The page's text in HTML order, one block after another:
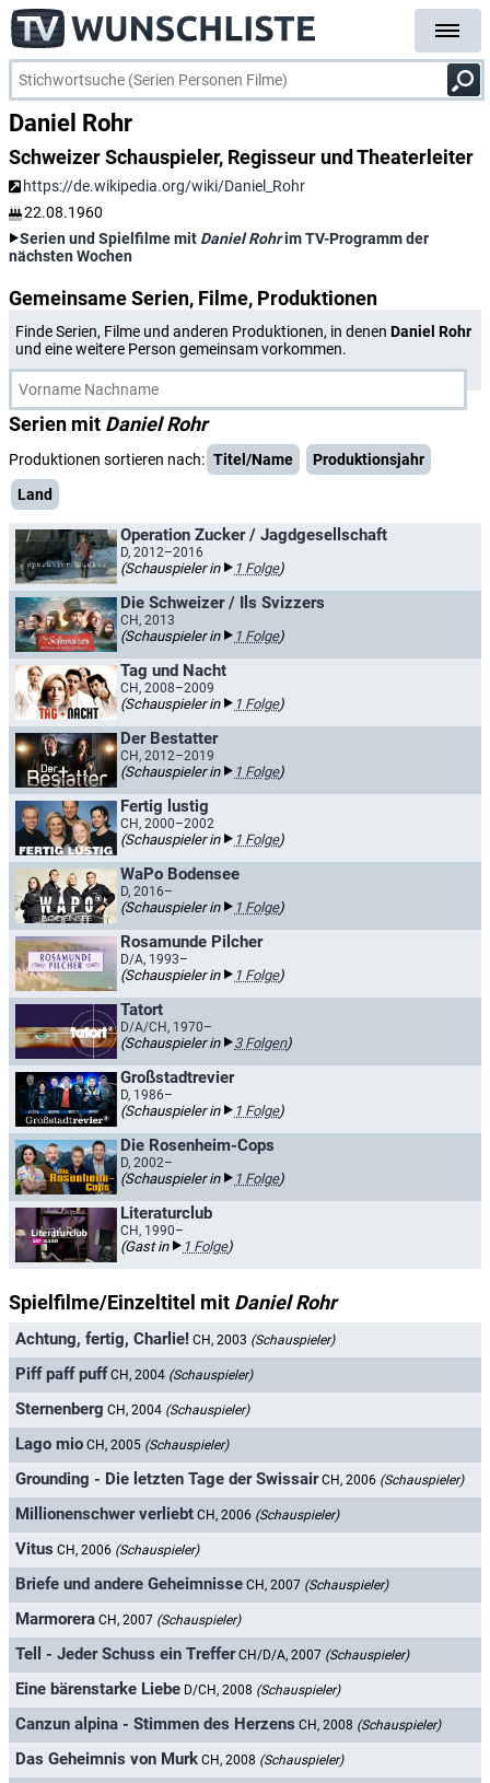
Daniel Rohr
Schweizer Schauspieler, Regisseur und Theaterleiter
https://de.wikipedia.org/wiki/Daniel_Rohr
22.08.1960
Serien und Spielfilme mit Daniel Rohrim TV-Programm der
nächsten Wochen
Gemeinsame Serien, Filme, Produktionen
Finde Serien, Filme und anderen Produktionen, in denen Daniel Rohr
und eine weitere Person gemeinsam vorkommen.
Serien mit Daniel Rohr
Produktionen sortieren nach: Titel/Name
Produktionsjahr
Land
Operation Zucker / Jagdgesellschaft
D, 2012–2016
(Schauspieler in 1 Folge)
Die Schweizer / Ils Svizzers
CH, 2013
(Schauspieler in 1 Folge)
Tag und Nacht
CH, 2008–2009
(Schauspieler in 1 Folge)
Der Bestatter
CH, 2012–2019
(Schauspieler in 1 Folge)
Fertig lustig
CH, 2000–2002
(Schauspieler in 1 Folge)
WaPo Bodensee
D, 2016–
(Schauspieler in 1 Folge)
Rosamunde Pilcher
D/A, 1993–
(Schauspieler in 1 Folge)
Tatort
D/A/CH, 1970–
(Schauspieler in 3 Folgen)
Großstadtrevier
D, 1986–
(Schauspieler in 1 Folge)
Die Rosenheim-Cops
D, 2002–
(Schauspieler in 1 Folge)
Literaturclub
CH, 1990–
(Gast in 1 Folge)
Spielfilme/Einzeltitel mit Daniel Rohr
Achtung, fertig, Charlie! CH, 2003 (Schauspieler)
Piff paff puff CH, 2004 (Schauspieler)
Sternenberg CH, 2004 (Schauspieler)
Lago mio CH, 2005 (Schauspieler)
Grounding - Die letzten Tage der Swissair CH, 2006 (Schauspieler)
Millionenschwer verliebt CH, 2006 (Schauspieler)
Vitus CH, 2006 (Schauspieler)
Briefe und andere Geheimnisse CH, 2007 (Schauspieler)
Marmorera CH, 2007 (Schauspieler)
Tell - Jeder Schuss ein Treffer CH/D/A, 2007 (Schauspieler)
Eine bärenstarke Liebe D/CH, 2008 (Schauspieler)
Canzun alpina - Stimmen des Herzens CH, 2008 (Schauspieler)
Das Geheimnis von Murk CH, 2008 (Schauspieler)